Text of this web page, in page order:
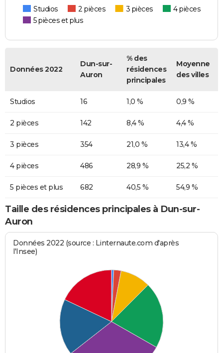
Studios 2 pièces 3 pièces
4 pièces
5 pièces et plus
Données 2022
Dun-sur-
Auron
% des
résidences
principales
Moyenne
des villes
Studios 16 1,0 % 0,9 %
2 pièces 142 8,4 % 4,4 %
3 pièces 354 21,0 % 13,4 %
4 pièces 486 28,9 % 25,2 %
5 pièces et plus 682 40,5 % 54,9 %
Taille des résidences principales à Dun-sur-
Auron
Données 2022 (source : Linternaute.com d'après
l'Insee)